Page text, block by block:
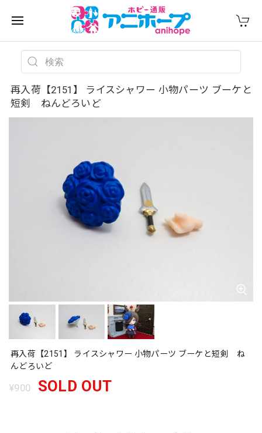
再入荷【2151】 ライスシャワー 小物パーツ ブーケと
短剣 ねんどろいど
再入荷【2151】 ライスシャワー 小物パーツ ブーケと短剣 ね
んどろいど
¥900 SOLD OUT